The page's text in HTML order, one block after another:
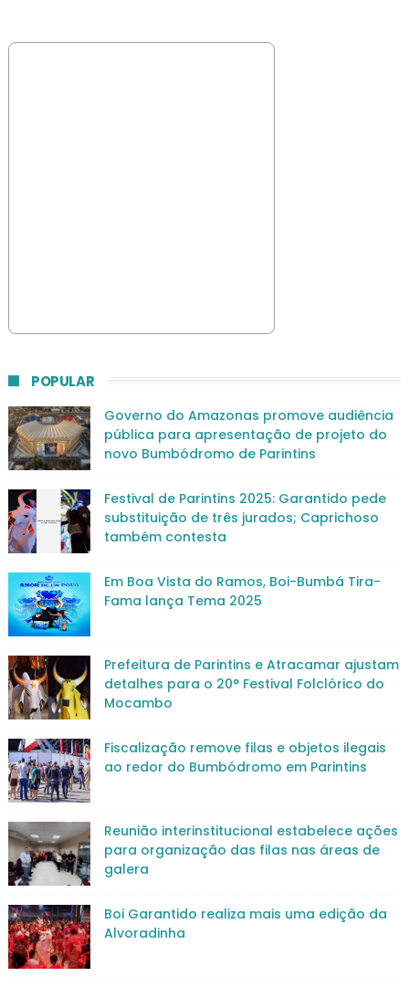
POPULAR
Governo do Amazonas promove audiência
pública para apresentação de projeto do
novo Bumbódromo de Parintins
Festival de Parintins 2025: Garantido pede
substituição de três jurados; Caprichoso
também contesta
Em Boa Vista do Ramos, Boi-Bumbá Tira-
Fama lança Tema 2025
Prefeitura de Parintins e Atracamar ajustam
detalhes para o 20° Festival Folclórico do
Mocambo
Fiscalização remove filas e objetos ilegais
ao redor do Bumbódromo em Parintins
Reunião interinstitucional estabelece ações
para organização das filas nas áreas de
galera
Boi Garantido realiza mais uma edição da
Alvoradinha